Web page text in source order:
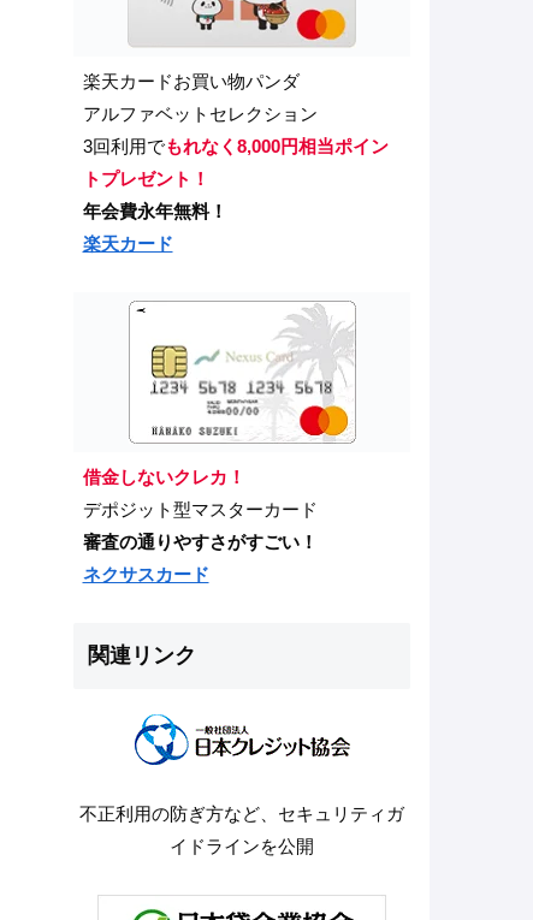
楽天カードお買い物パンダ
アルファベットセレクション
3回利用でもれなく8,000円相当ポイン
トプレゼント！
年会費永年無料！
楽天カード
借金しないクレカ！
デポジット型マスターカード
審査の通りやすさがすごい！
ネクサスカード
関連リンク
不正利用の防ぎ方など、セキュリティガ
イドラインを公開